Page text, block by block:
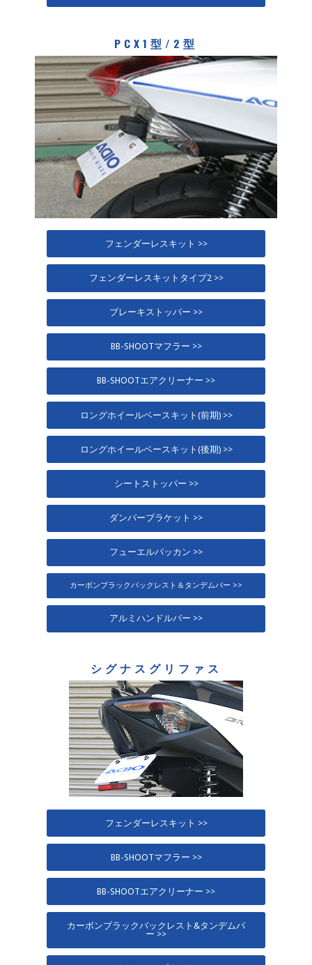
PCX1型/2型
フェンダーレスキット >>
フェンダーレスキットタイプ2 >>
ブレーキストッパー >>
BB-SHOOTマフラー >>
BB-SHOOTエアクリーナー >>
ロングホイールベースキット(前期) >>
ロングホイールベースキット(後期) >>
シートストッパー >>
ダンパーブラケット >>
フューエルパッカン >>
カーボンブラックバックレスト＆タンデムバー >>
アルミハンドルバー >>
シグナスグリファス
フェンダーレスキット >>
BB-SHOOTマフラー >>
BB-SHOOTエアクリーナー >>
カーボンブラックバックレスト&タンデムバ
ー >>